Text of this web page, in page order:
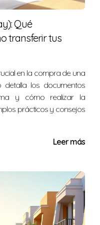
o mantener una
necesitas más
tema, no dudes en
Nelida Gomez y
Estoy aquí para
inversión.
Qué
transferir tus
en la compra de una
detalla los documentos
y cómo realizar la
prácticos y consejos
Leer más